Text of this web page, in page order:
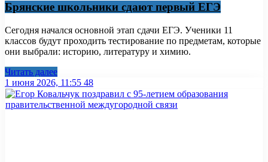
Брянские школьники сдают первый ЕГЭ
Сегодня начался основной этап сдачи ЕГЭ. Ученики 11
классов будут проходить тестирование по предметам, которые
они выбрали: историю, литературу и химию.
Читать далее
1 июня 2026, 11:55 48